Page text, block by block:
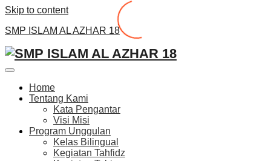
Skip to content
SMP ISLAM AL AZHAR 18
Home
Tentang Kami
Kata Pengantar
Visi Misi
Program Unggulan
Kelas Bilingual
Kegiatan Tahfidz